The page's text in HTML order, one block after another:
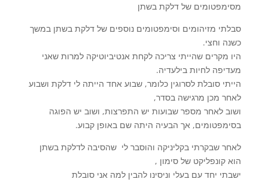
מסימפטומים של דלקת בשתן
סבלתי מזיהומים וסימפטומים נוספים של דלקת בשתן במשך
כשנה וחצי.
היו מקרים שהייתי צריכה לקחת אנטיביוטיקה למרות שאני
מעדיפה לחיות בילעדיה.
הייתי סובלת לסרוגין כלומר, שבוע אחד הייתה לי דלקת ושבוע
לאחר מכן מרגישה בסדר,
ושוב לאחר מספר שבועות יש התפרצות, ושוב יש הפוגה
בסימפטומים, אך הבעיה היתה שם באופן קבוע.
לאחר שבקרתי בקליניקה והוסבר לי שהסיבה לדלקת בשתן
הוא קונפליקט של סימון ,
ישבתי יחד עם בעלי וניסינו להבין למה אני סובלת